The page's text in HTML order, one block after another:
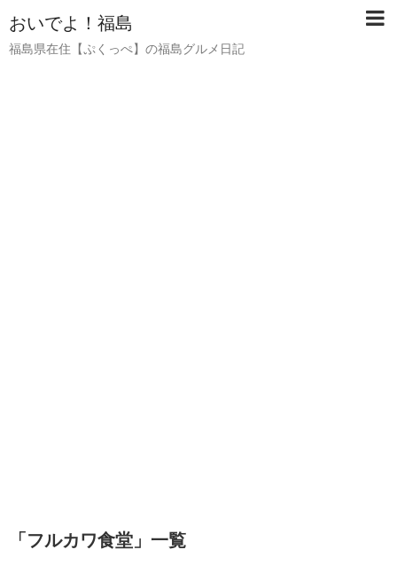
おいでよ！福島
福島県在住【ぷくっぺ】の福島グルメ日記
「 フルカワ食堂 」 一覧